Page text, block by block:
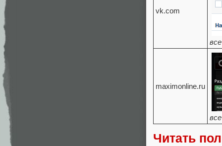
vk.com
maximonline.ru
Читать